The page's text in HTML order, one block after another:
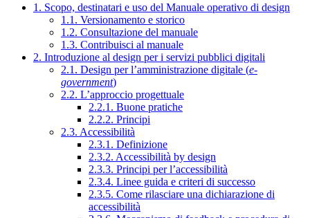
1. Scopo, destinatari e uso del Manuale operativo di design
1.1. Versionamento e storico
1.2. Consultazione del manuale
1.3. Contribuisci al manuale
2. Introduzione al design per i servizi pubblici digitali
2.1. Design per l’amministrazione digitale (e-
government)
2.2. L’approccio progettuale
2.2.1. Buone pratiche
2.2.2. Principi
2.3. Accessibilità
2.3.1. Definizione
2.3.2. Accessibilità by design
2.3.3. Principi per l’accessibilità
2.3.4. Linee guida e criteri di successo
2.3.5. Come rilasciare una dichiarazione di
accessibilità